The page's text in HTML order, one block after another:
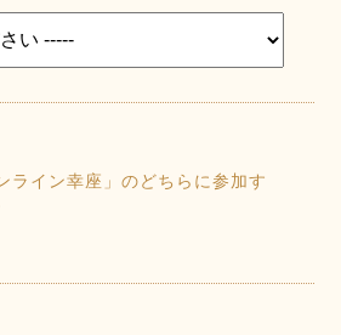
ライン幸座」のどちらに参加す